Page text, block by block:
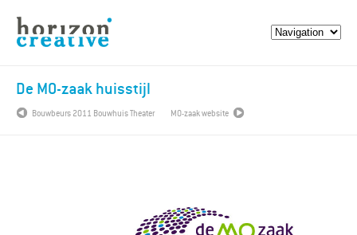
De MO-zaak huisstijl
Bouwbeurs 2011 Bouwhuis Theater MO-zaak website